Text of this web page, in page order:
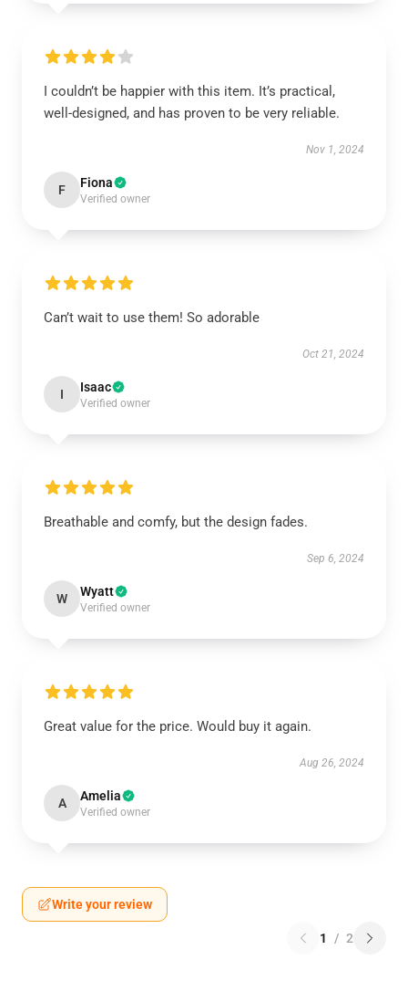
I couldn’t be happier with this item. It’s practical,
well-designed, and has proven to be very reliable.
Nov 1, 2024
F Fiona
Verified owner
Can’t wait to use them! So adorable
Oct 21, 2024
I Isaac
Verified owner
Breathable and comfy, but the design fades.
Sep 6, 2024
W Wyatt
Verified owner
Great value for the price. Would buy it again.
Aug 26, 2024
A Amelia
Verified owner
Write your review
1 / 2